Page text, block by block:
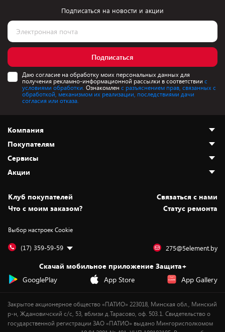
Подписаться на новости и акции
Подписаться
Даю согласие на обработку моих персональных данных для
получения рекламно-информационной рассылки в соответствии с
условиями обработки. Ознакомлен с разъяснением прав, связанных с
обработкой, механизмом их реализации, последствиями дачи
согласия или отказа.
Компания
О нас
Адреса магазинов
Новости
Статьи и обзоры
Вакансии
Дай пять добру!
Покупателям
Как сделать заказ
Оплата и доставка
Юрлицам
Обмен и возврат товара
Обработка персональных данных
Подарочные карты
Сервисы
Установка техники
Для игровых консолей
Для мобильных устройств
Для компьютеров
Сервисные центры
Акции
Скидки и промокоды
Белорусские товары
Бонусы
Оплата частями
Новинки
Клуб покупателей
Cвязаться с нами
Что с моим заказом?
Статус ремонта
Выбор настроек Cookie
(17) 359-59-59 275@5element.by
Скачай мобильное приложение Защита+
GooglePlay
App Store App Gallery
Закрытое акционерное общество «ПАТИО» 223018, Минская обл., Минский
р-н, Ждановичский с/с, 53, вблизи д.Тарасово, оф. 503.1. Свидетельство о
государственной регистрации ЗАО «ПАТИО» выдано Мингорисполкомом